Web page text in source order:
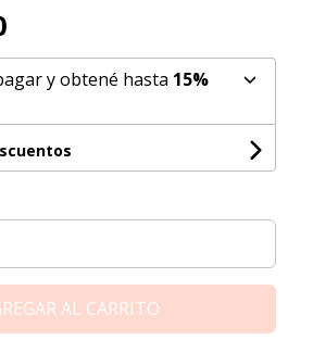
y obtené hasta 15%
AL CARRITO